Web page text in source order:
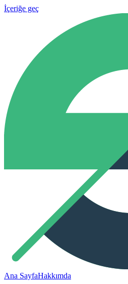
İçeriğe geç
Ana SayfaHakkımda